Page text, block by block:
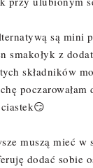
są mini
smakołyk z
składników
muszą mieć
dodać sobie